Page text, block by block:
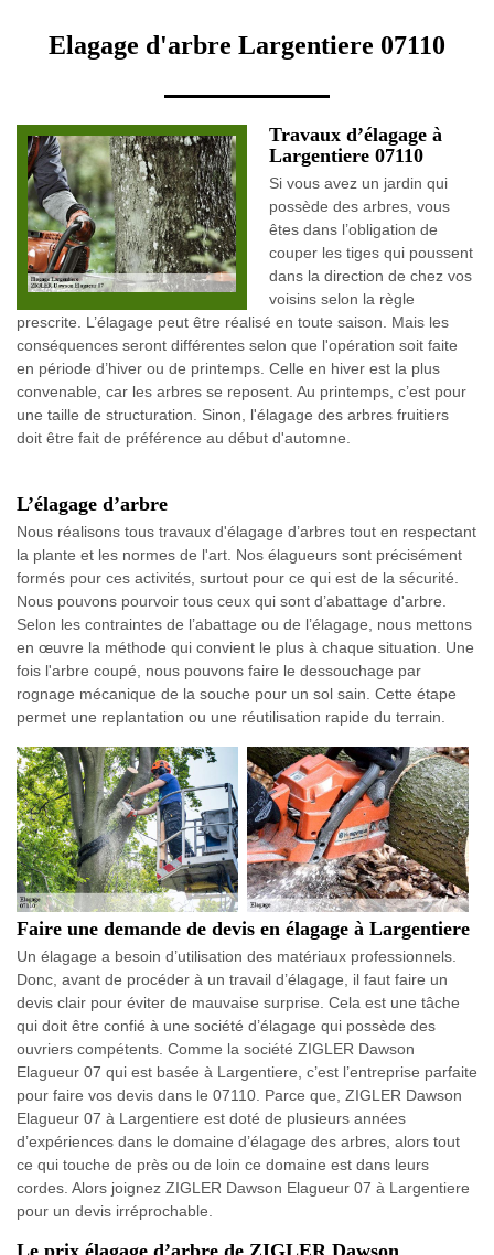
Elagage d'arbre Largentiere 07110
Travaux d’élagage à
Largentiere 07110
Si vous avez un jardin qui
possède des arbres, vous
êtes dans l’obligation de
couper les tiges qui poussent
dans la direction de chez vos
voisins selon la règle
prescrite. L’élagage peut être réalisé en toute saison. Mais les
conséquences seront différentes selon que l'opération soit faite
en période d’hiver ou de printemps. Celle en hiver est la plus
convenable, car les arbres se reposent. Au printemps, c’est pour
une taille de structuration. Sinon, l'élagage des arbres fruitiers
doit être fait de préférence au début d'automne.
L’élagage d’arbre
Nous réalisons tous travaux d'élagage d’arbres tout en respectant
la plante et les normes de l'art. Nos élagueurs sont précisément
formés pour ces activités, surtout pour ce qui est de la sécurité.
Nous pouvons pourvoir tous ceux qui sont d’abattage d'arbre.
Selon les contraintes de l’abattage ou de l’élagage, nous mettons
en œuvre la méthode qui convient le plus à chaque situation. Une
fois l'arbre coupé, nous pouvons faire le dessouchage par
rognage mécanique de la souche pour un sol sain. Cette étape
permet une replantation ou une réutilisation rapide du terrain.
Faire une demande de devis en élagage à Largentiere
Un élagage a besoin d’utilisation des matériaux professionnels.
Donc, avant de procéder à un travail d’élagage, il faut faire un
devis clair pour éviter de mauvaise surprise. Cela est une tâche
qui doit être confié à une société d’élagage qui possède des
ouvriers compétents. Comme la société ZIGLER Dawson
Elagueur 07 qui est basée à Largentiere, c’est l’entreprise parfaite
pour faire vos devis dans le 07110. Parce que, ZIGLER Dawson
Elagueur 07 à Largentiere est doté de plusieurs années
d’expériences dans le domaine d’élagage des arbres, alors tout
ce qui touche de près ou de loin ce domaine est dans leurs
cordes. Alors joignez ZIGLER Dawson Elagueur 07 à Largentiere
pour un devis irréprochable.